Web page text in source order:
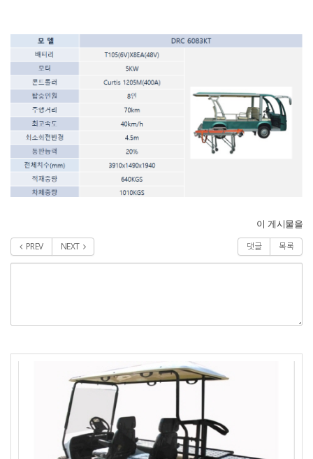
이 게시물을
PREV NEXT 댓글 목록